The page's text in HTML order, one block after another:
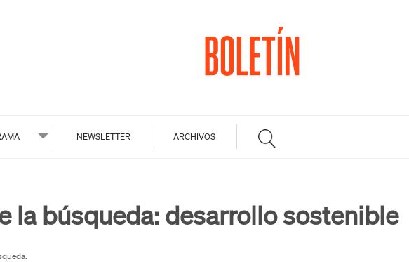
NEWSLETTER ARCHIVOS
la búsqueda: desarrollo sostenible